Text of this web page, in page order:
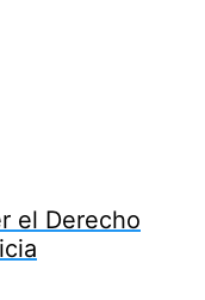
el Derecho